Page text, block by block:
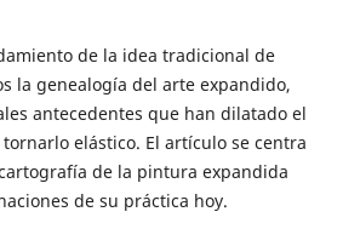
de la idea tradicional de
la genealogía del arte expandido,
antecedentes que han dilatado el
elástico. El artículo se centra
de la pintura expandida
de su práctica hoy.